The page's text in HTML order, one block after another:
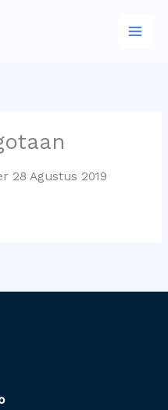
28 Agustus 2019